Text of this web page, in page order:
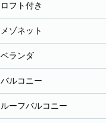
ロフト付き
メゾネット
ベランダ
バルコニー
ルーフバルコニー